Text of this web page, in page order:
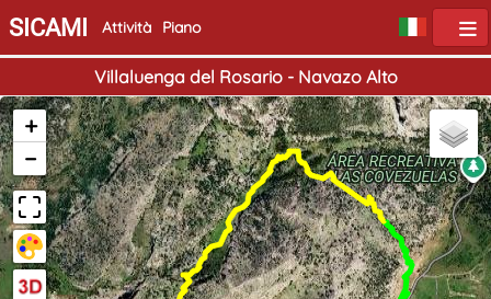
SICAMI Attività Piano
Villaluenga del Rosario - Navazo Alto
+
−